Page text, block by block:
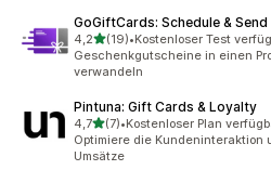
GoGiftCards: Schedule & Send
4,2von 5 Sternen
(19)
19 Rezensionen insgesamt
•Kostenloser Test
Geschenkgutscheine in einen
verwandeln
Pintuna: Gift Cards & Loyalty
4,7von 5 Sternen
(7)
7 Rezensionen insgesamt
•Kostenloser Plan
Optimiere die
Umsätze